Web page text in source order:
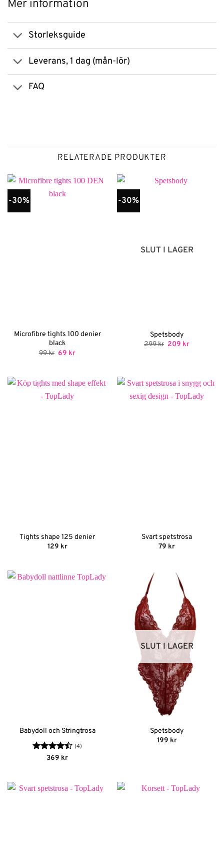
Mer information
Storleksguide
Leverans, 1 dag (mån-lör)
FAQ
RELATERADE PRODUKTER
-30%
Microfibre tights 100 denier
black
99kr Det
99 kr.
69 krDet
69 kr.
-30%
SLUT I LAGER
Spetsbody
299kr Det
209 krDet
Tights shape 125 denier
129 kr
Svart spetstrosa
79 kr
Babydoll och Stringtrosa
Betygsatt
(4)
369 kr
SLUT I LAGER
Spetsbody
199 kr